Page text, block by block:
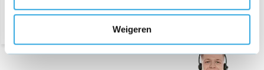
Weigeren